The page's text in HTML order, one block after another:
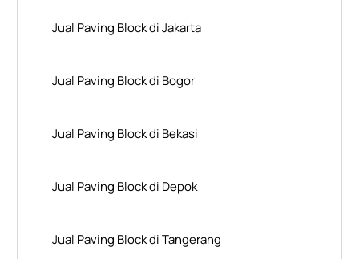
Jual Paving Block di Jakarta
Jual Paving Block di Bogor
Jual Paving Block di Bekasi
Jual Paving Block di Depok
Jual Paving Block di Tangerang